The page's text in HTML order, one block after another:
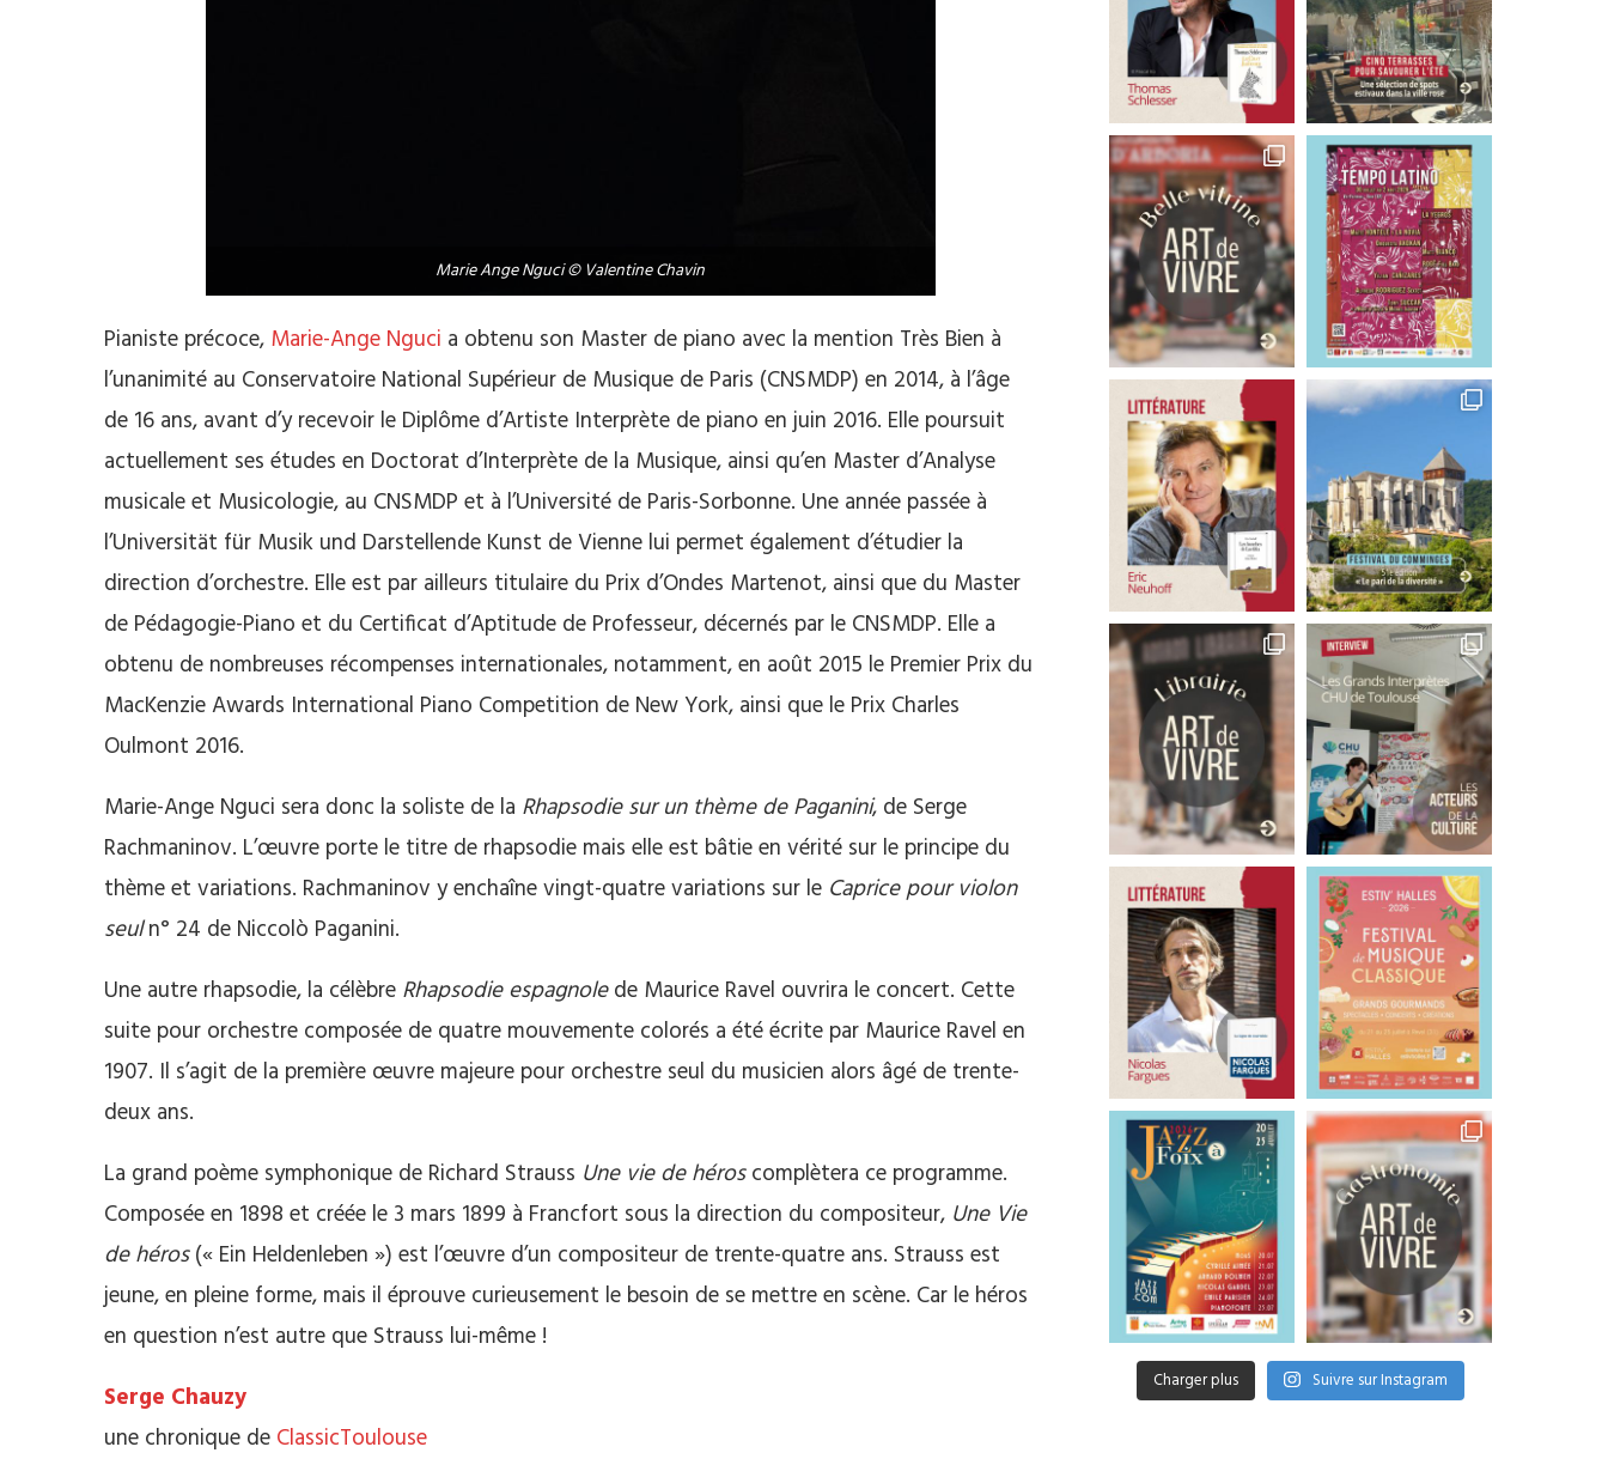
Marie Ange Nguci © Valentine Chavin
Pianiste précoce, Marie-Ange Nguci a obtenu son Master de piano avec la mention Très Bien à
l’unanimité au Conservatoire National Supérieur de Musique de Paris (CNSMDP) en 2014, à l’âge
de 16 ans, avant d’y recevoir le Diplôme d’Artiste Interprète de piano en juin 2016. Elle poursuit
actuellement ses études en Doctorat d’Interprète de la Musique, ainsi qu’en Master d’Analyse
musicale et Musicologie, au CNSMDP et à l’Université de Paris-Sorbonne. Une année passée à
l’Universität für Musik und Darstellende Kunst de Vienne lui permet également d’étudier la
direction d’orchestre. Elle est par ailleurs titulaire du Prix d’Ondes Martenot, ainsi que du Master
de Pédagogie-Piano et du Certificat d’Aptitude de Professeur, décernés par le CNSMDP. Elle a
obtenu de nombreuses récompenses internationales, notamment, en août 2015 le Premier Prix du
MacKenzie Awards International Piano Competition de New York, ainsi que le Prix Charles
Oulmont 2016.
Marie-Ange Nguci sera donc la soliste de la Rhapsodie sur un thème de Paganini, de Serge
Rachmaninov. L’œuvre porte le titre de rhapsodie mais elle est bâtie en vérité sur le principe du
thème et variations. Rachmaninov y enchaîne vingt-quatre variations sur le Caprice pour violon
seuln° 24 de Niccolò Paganini.
Une autre rhapsodie, la célèbre Rhapsodie espagnolede Maurice Ravel ouvrira le concert. Cette
suite pour orchestre composée de quatre mouvemente colorés a été écrite par Maurice Ravel en
1907. Il s’agit de la première œuvre majeure pour orchestre seul du musicien alors âgé de trente-
deux ans.
La grand poème symphonique de Richard Strauss Une vie de héroscomplètera ce programme.
Composée en 1898 et créée le 3 mars 1899 à Francfort sous la direction du compositeur, Une Vie
de héros(« Ein Heldenleben ») est l’œuvre d’un compositeur de trente-quatre ans. Strauss est
jeune, en pleine forme, mais il éprouve curieusement le besoin de se mettre en scène. Car le héros
en question n’est autre que Strauss lui-même !
Serge Chauzy
une chronique de ClassicToulouse
Charger plus Suivre sur Instagram